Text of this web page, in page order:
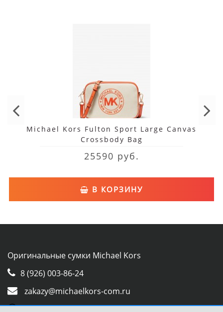
Michael Kors Fulton Sport Large Canvas
Crossbody Bag
25590 руб.
В КОРЗИНУ
Оригинальные сумки Michael Kors
8 (926) 003-86-24
zakazy@michaelkors-com.ru
Whatsapp